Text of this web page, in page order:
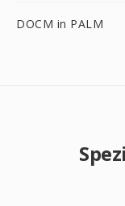
DOCM in PALM